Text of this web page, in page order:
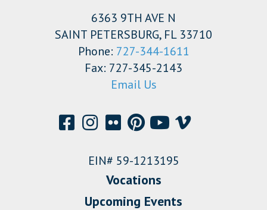
6363 9TH AVE N
SAINT PETERSBURG, FL 33710
Phone: 727-344-1611
Fax: 727-345-2143
Email Us
EIN# 59-1213195
Vocations
Upcoming Events